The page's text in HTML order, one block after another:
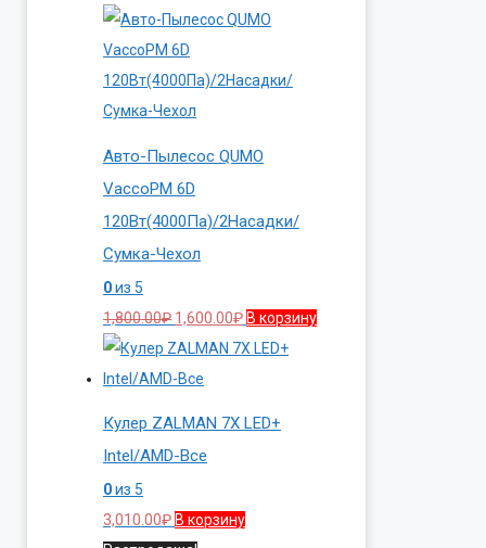
Авто-Пылесос QUMO
VaccoPM 6D
120Вт(4000Па)/2Насадки/
Сумка-Чехол
0из 5
1,800.00₽ Первоначальная
цена
составляла
1,600.00₽Текущая
цена:
В корзину
Кулер ZALMAN 7X LED+
Intel/AMD-Все
0из 5
3,010.00₽ В корзину